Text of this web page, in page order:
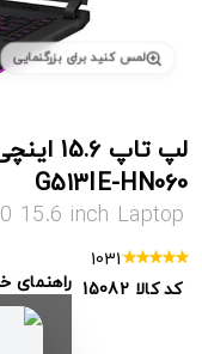
لمس کنید برای بزرگنمایی
G513IE-HN060
15.6 inch Laptop
1031
کد کالا 15082 راهنمای